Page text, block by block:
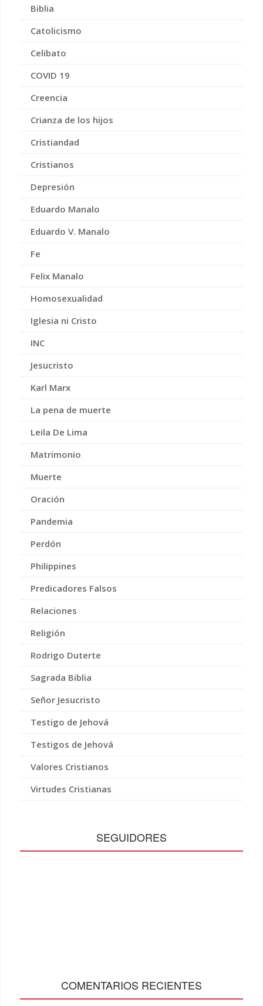
Biblia
Catolicismo
Celibato
COVID 19
Creencia
Crianza de los hijos
Cristiandad
Cristianos
Depresión
Eduardo Manalo
Eduardo V. Manalo
Fe
Felix Manalo
Homosexualidad
Iglesia ni Cristo
INC
Jesucristo
Karl Marx
La pena de muerte
Leila De Lima
Matrimonio
Muerte
Oración
Pandemia
Perdón
Philippines
Predicadores Falsos
Relaciones
Religión
Rodrigo Duterte
Sagrada Biblia
Señor Jesucristo
Testigo de Jehová
Testigos de Jehová
Valores Cristianos
Virtudes Cristianas
SEGUIDORES
COMENTARIOS RECIENTES